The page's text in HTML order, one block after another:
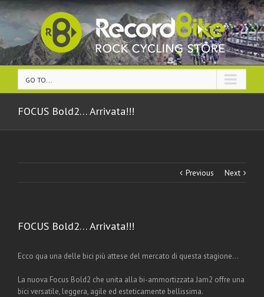
GO TO...
FOCUS Bold2… Arrivata!!!
Previous Next
FOCUS Bold2… Arrivata!!!
Ecco qua una delle bici più attese del mercato di questa stagione…
La nuova Focus Bold2 che unita alla bi-ammortizzata Jam2 offre una
bici versatile, leggera, agile ed esteticamente bellissima.